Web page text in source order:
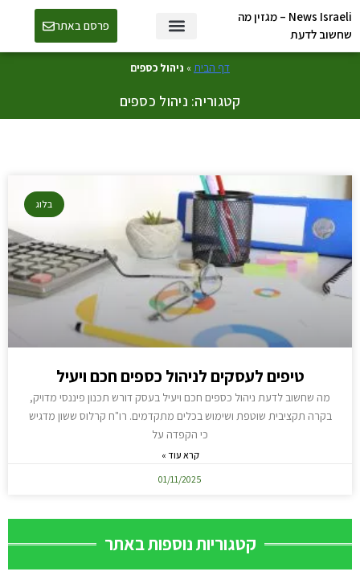
News Israeli – מגזין מה
שחשוב לדעת
פרסם באתר
דף הבית» ניהול כספים
קטגוריה: ניהול כספים
בלוג
טיפים לעסקים לניהול כספים חכם ויעיל
מה שחשוב לדעת ניהול כספים חכם ויעיל בעסק דורש תכנון פיננסי מדויק,
בקרה תקציבית שוטפת ושימוש בכלים מתקדמים. רו"ח קרלוס ששון מדגיש
כי הקפדה על
קרא עוד »
01/11/2025
קטגוריות נוספות באתר